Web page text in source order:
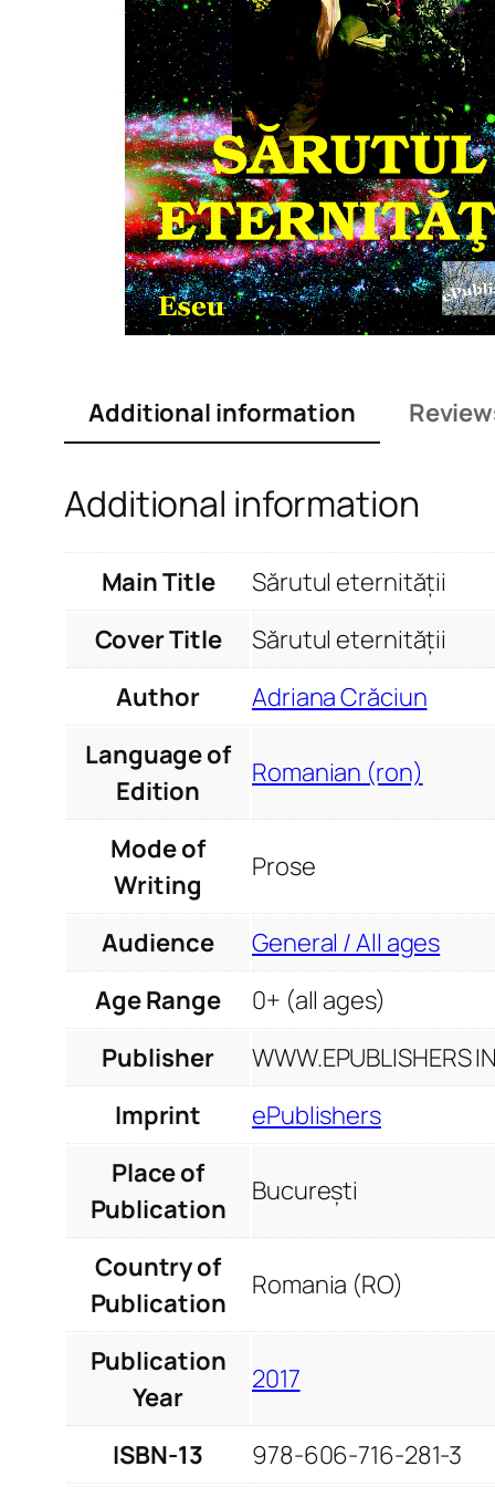
Additional information
Additional information
Main Title
Sărutul eternității
Cover Title
Sărutul eternității
Author
Adriana Crăciun
Language of
Edition
Romanian (ron)
Mode of
Writing
Prose
Audience
General / All ages
Age Range
0+ (all ages)
Publisher
WWW.EPUBLISHERS
Imprint
ePublishers
Place of
Publication
București
Country of
Publication
Romania (RO)
Publication
Year
2017
ISBN-13
978-606-716-281-3